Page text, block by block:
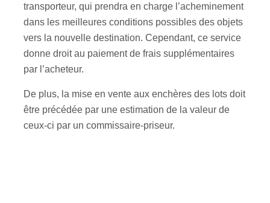
transporteur, qui prendra en charge l’acheminement
dans les meilleures conditions possibles des objets
vers la nouvelle destination. Cependant, ce service
donne droit au paiement de frais supplémentaires
par l’acheteur.
De plus, la mise en vente aux enchères des lots doit
être précédée par une estimation de la valeur de
ceux-ci par un commissaire-priseur.